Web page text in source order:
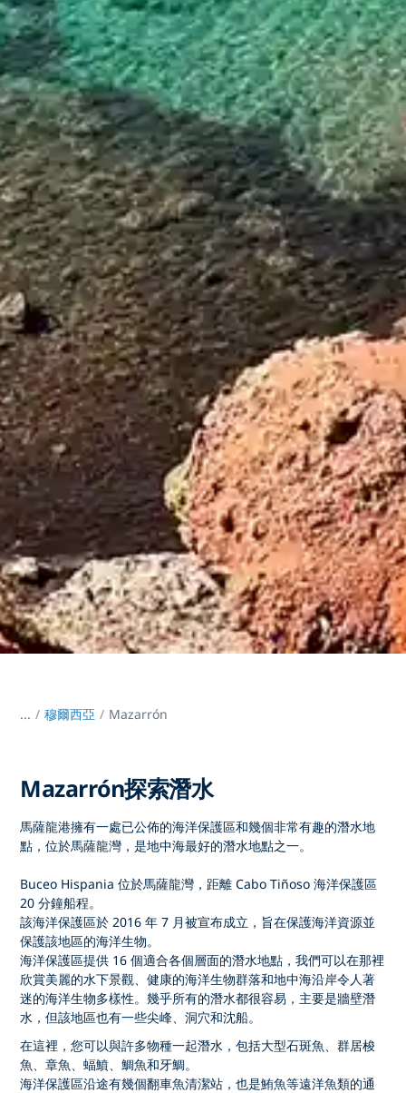
... / 穆爾西亞 Mazarrón
Mazarrón探索潛水
馬薩龍港擁有一處已公佈的海洋保護區和幾個非常有趣的潛水地
點，位於馬薩龍灣，是地中海最好的潛水地點之一。
Buceo Hispania 位於馬薩龍灣，距離 Cabo Tiñoso 海洋保護區
20 分鐘船程。
該海洋保護區於 2016 年 7 月被宣布成立，旨在保護海洋資源並
保護該地區的海洋生物。
海洋保護區提供 16 個適合各個層面的潛水地點，我們可以在那裡
欣賞美麗的水下景觀、健康的海洋生物群落和地中海沿岸令人著
迷的海洋生物多樣性。幾乎所有的潛水都很容易，主要是牆壁潛
水，但該地區也有一些尖峰、洞穴和沈船。
在這裡，您可以與許多物種一起潛水，包括大型石斑魚、群居梭
魚、章魚、蝠鱝、鯛魚和牙鯛。
海洋保護區沿途有幾個翻車魚清潔站，也是鮪魚等遠洋魚類的通